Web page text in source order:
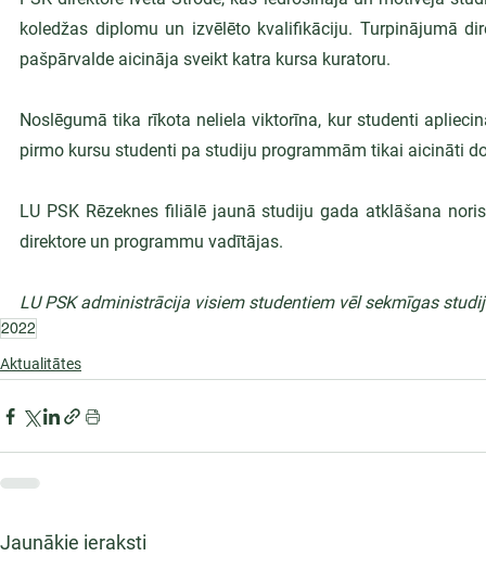
koledžas diplomu un izvēlēto kvalifikāciju. Turpinājumā
pašpārvalde aicināja sveikt katra kursa kuratoru.
Noslēgumā tika rīkota neliela viktorīna, kur studenti
pirmo kursu studenti pa studiju programmām tikai aicināti
LU PSK Rēzeknes filiālē jaunā studiju gada atklāšana
direktore un programmu vadītājas.
LU PSK administrācija visiem studentiem vēl sekmīgas
2022
Aktualitātes
Jaunākie ieraksti